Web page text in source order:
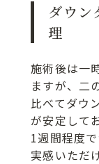
ダウン
理
施術後は一
ますが、二
比べてダウ
が安定して
1週間程度
実感いただ